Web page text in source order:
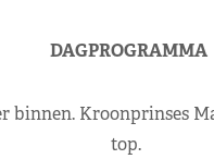
DAGPROGRAMMA
binnen. Kroonprinses
top.